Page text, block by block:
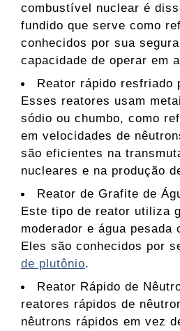
combustível nuclear é
fundido que serve como
conhecidos por sua
capacidade de operar em
Reator rápido resfriado
Esses reatores usam
sódio ou chumbo, como
em velocidades de
são eficientes na
nucleares e na produção
Reator de Grafite de
Este tipo de reator utiliza
moderador e água pesada
Eles são conhecidos por
de plutônio.
Reator Rápido de
reatores rápidos de
nêutrons rápidos em vez